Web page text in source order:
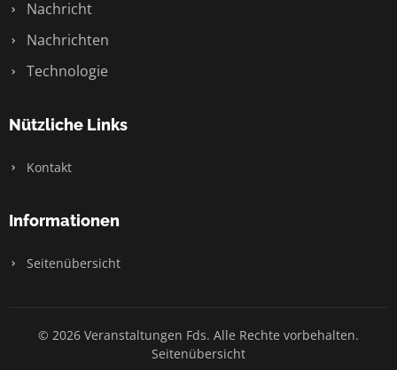
Nachricht
Nachrichten
Technologie
Nützliche Links
Kontakt
Informationen
Seitenübersicht
© 2026 Veranstaltungen Fds. Alle Rechte vorbehalten.
Seitenübersicht